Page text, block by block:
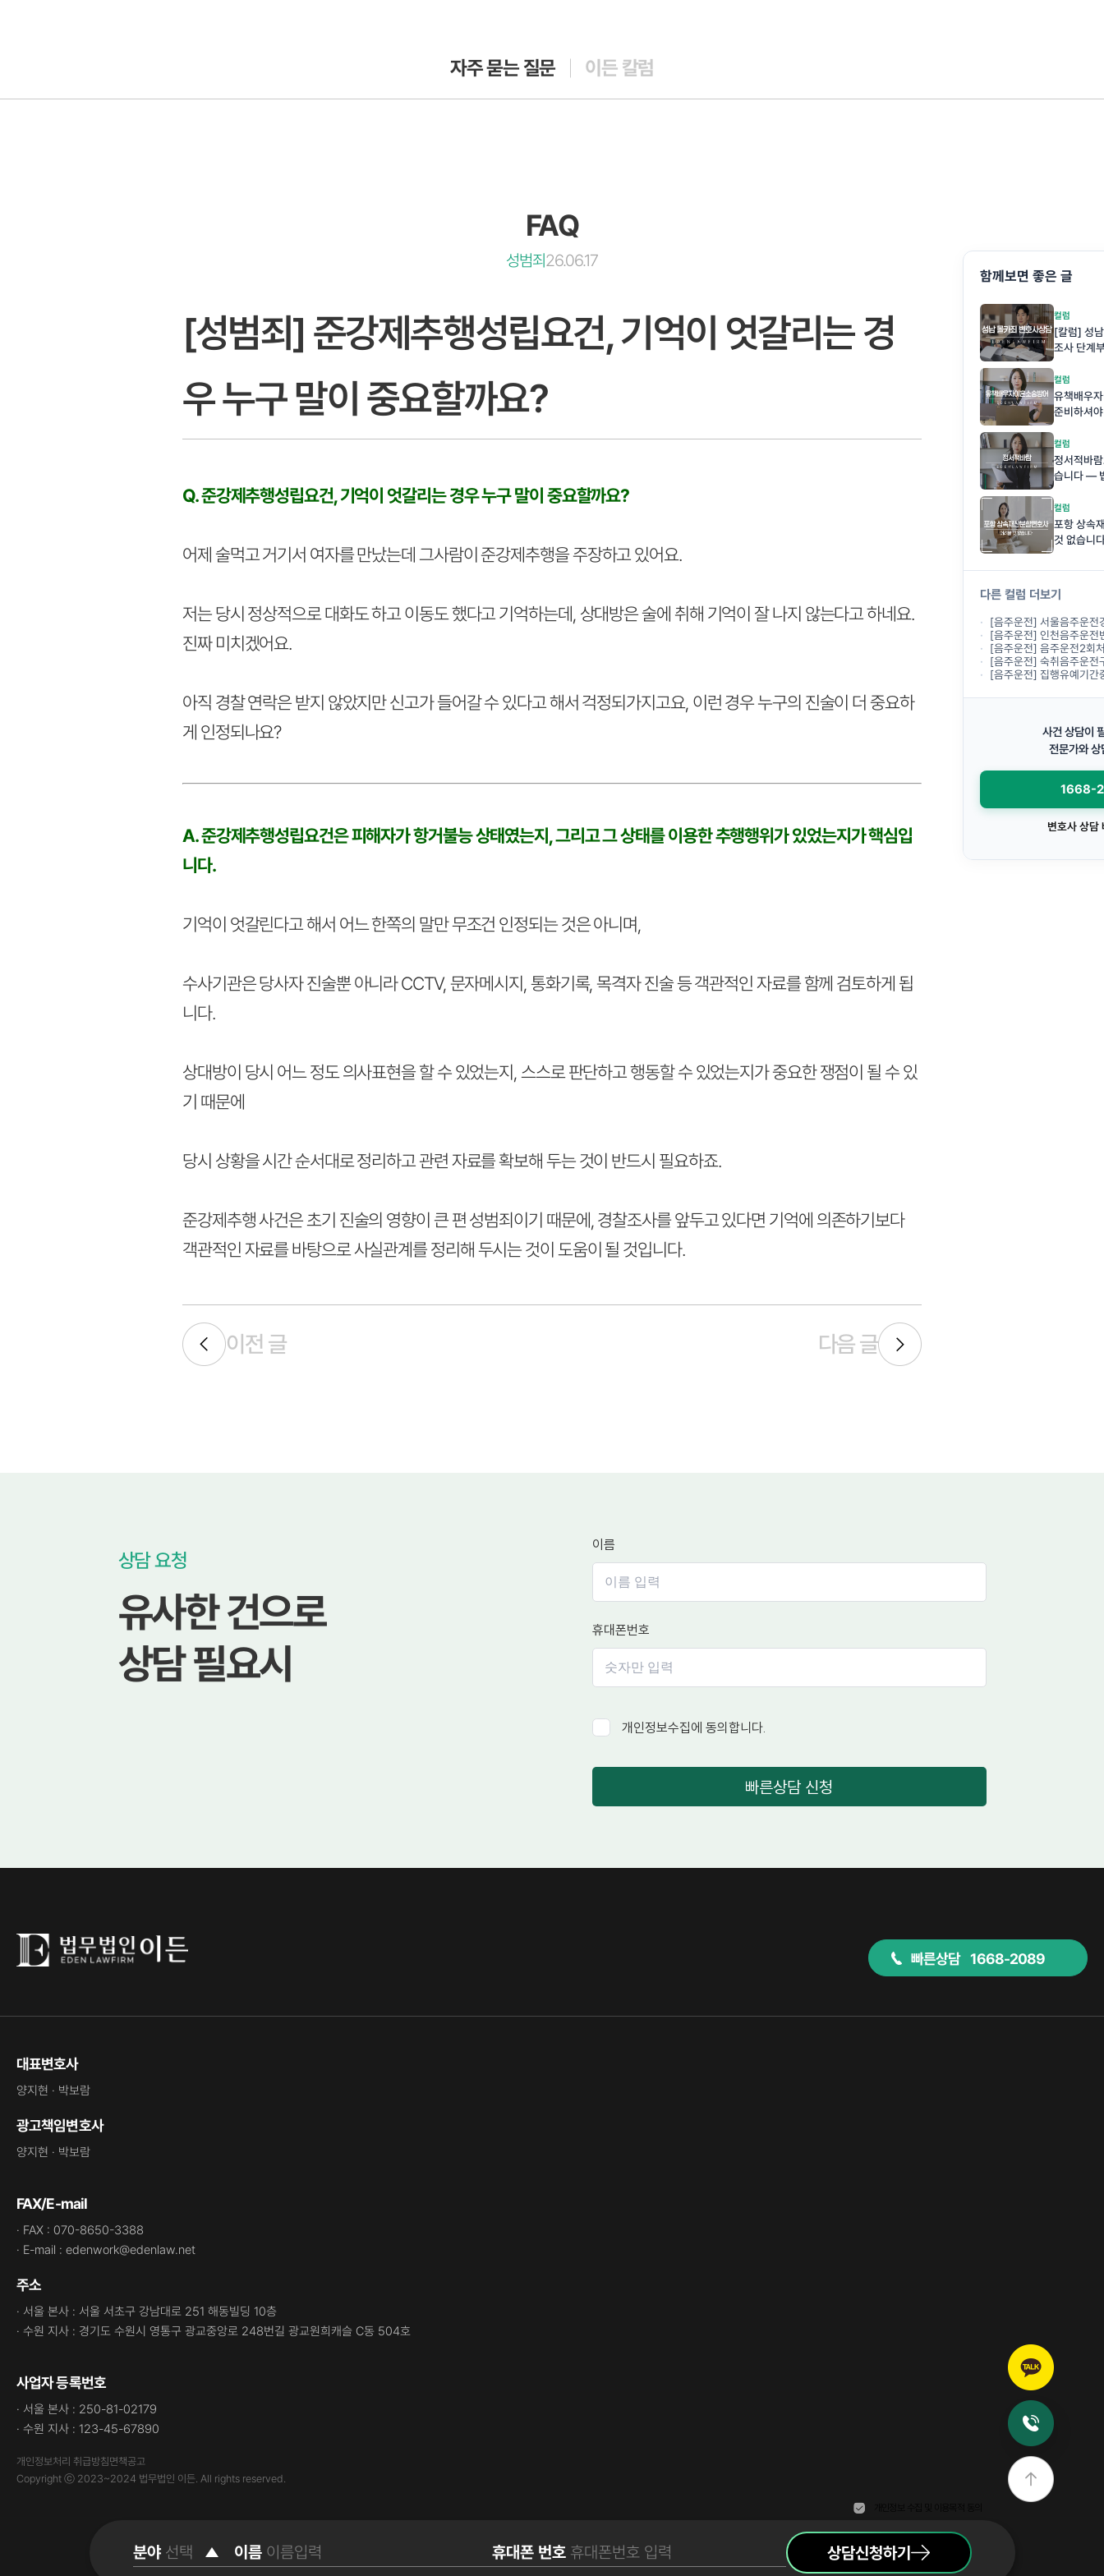
분야 이름 휴대폰 번호 상담신청하기
자주 묻는 질문 이든 칼럼
FAQ
성범죄26.06.17
[성범죄] 준강제추행성립요건, 기억이 엇갈리는 경
우 누구 말이 중요할까요?
Q. 준강제추행성립요건, 기억이 엇갈리는 경우 누구 말이 중요할까요?
어제 술먹고 거기서 여자를 만났는데 그사람이 준강제추행을 주장하고 있어요.
저는 당시 정상적으로 대화도 하고 이동도 했다고 기억하는데, 상대방은 술에 취해 기억이 잘 나지 않는다고 하네요.
진짜 미치겠어요.
아직 경찰 연락은 받지 않았지만 신고가 들어갈 수 있다고 해서 걱정되가지고요, 이런 경우 누구의 진술이 더 중요하
게 인정되나요?
A. 준강제추행성립요건은 피해자가 항거불능 상태였는지, 그리고 그 상태를 이용한 추행행위가 있었는지가 핵심입
니다.
기억이 엇갈린다고 해서 어느 한쪽의 말만 무조건 인정되는 것은 아니며,
수사기관은 당사자 진술뿐 아니라 CCTV, 문자메시지, 통화기록, 목격자 진술 등 객관적인 자료를 함께 검토하게 됩
니다.
상대방이 당시 어느 정도 의사표현을 할 수 있었는지, 스스로 판단하고 행동할 수 있었는지가 중요한 쟁점이 될 수 있
기 때문에
당시 상황을 시간 순서대로 정리하고 관련 자료를 확보해 두는 것이 반드시 필요하죠.
준강제추행 사건은 초기 진술의 영향이 큰 편 성범죄이기 때문에, 경찰조사를 앞두고 있다면 기억에 의존하기보다
객관적인 자료를 바탕으로 사실관계를 정리해 두시는 것이 도움이 될 것입니다.
이전 글 다음 글
함께보면 좋은 글
컬럼
[칼럼] 성
조사 단계
컬럼
유책배우
준비하셔
컬럼
정서적바
습니다 —
컬럼
포항 상속
것 없습니
다른 컬럼 더보기
[음주운전] 서울음주운전경찰조사, 경찰에서 출석하
[음주운전] 인천음주운전변호사상담, 경찰
[음주운전] 음주운전2회처벌 기준, 두
[음주운전] 숙취음주운전구제, 전날 술을 마시고
[음주운전] 집행유예기간중 음주운전, 다
사건 상담이
전문가와 상
1668-
변호사 상담
상담 요청
유사한 건으로
상담 필요시
이름
휴대폰번호
개인정보수집에 동의합니다.
빠른상담 신청
빠른상담 1668-2089
대표변호사
양지현 · 박보람
광고책임변호사
양지현 · 박보람
FAX/E-mail
· FAX : 070-8650-3388
· E-mail : edenwork@edenlaw.net
주소
· 서울 본사 : 서울 서초구 강남대로 251 해동빌딩 10층
· 수원 지사 : 경기도 수원시 영통구 광교중앙로 248번길 광교원희캐슬 C동 504호
사업자 등록번호
· 서울 본사 : 250-81-02179
· 수원 지사 : 123-45-67890
개인정보처리 취급방침면책공고
Copyright ⓒ 2023~2024 법무법인 이든. All rights reserved.